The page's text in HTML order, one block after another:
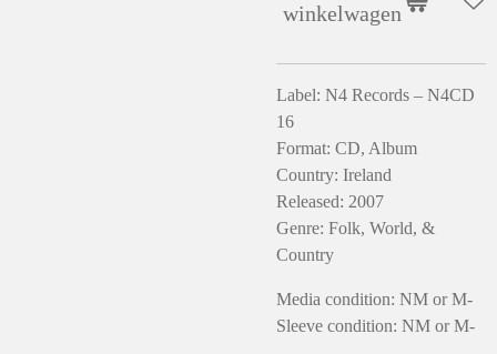
winkelwagen
Label: N4 Records – N4CD
16
Format: CD, Album
Country: Ireland
Released: 2007
Genre: Folk, World, &
Country
Media condition: NM or M-
Sleeve condition: NM or M-